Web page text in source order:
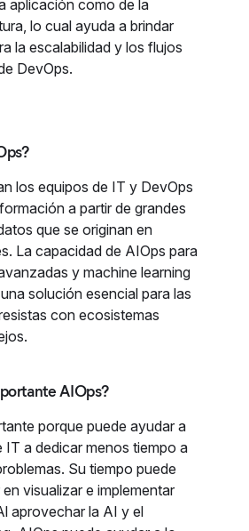
aplicación como de la
lo cual ayuda a brindar
la escalabilidad y los flujos
DevOps.
los equipos de IT y DevOps
a partir de grandes
que se originan en
La capacidad de AIOps para
y machine learning
solución esencial para las
con ecosistemas
AIOps?
porque puede ayudar a
IT a dedicar menos tiempo a
Su tiempo puede
visualizar e implementar
aprovechar la AI y el